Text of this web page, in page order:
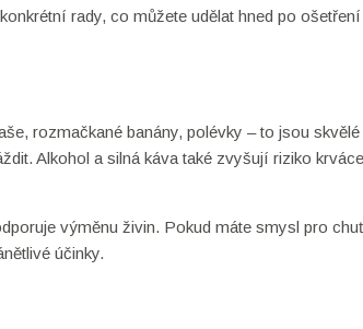
rady, co můžete udělat hned po
rozmačkané banány, polévky – to jsou
Alkohol a silná káva také zvyšují riziko
výměnu živin. Pokud máte smysl pro
účinky.